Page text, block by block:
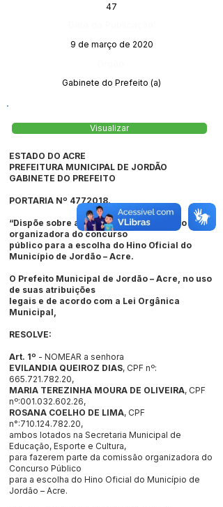
47
9 de março de 2020
Gabinete do Prefeito (a)
Visualizar
ESTADO DO ACRE
PREFEITURA MUNICIPAL DE JORDÃO
GABINETE DO PREFEITO
PORTARIA Nº 4772018.
“Dispõe sobre a nomeação da comissão
organizadora do concurso
público para a escolha do Hino Oficial do
Município de Jordão – Acre.
O Prefeito Municipal de Jordão – Acre, no uso
de suas atribuições
legais e de acordo com a Lei Orgânica
Municipal,
RESOLVE:
Art. 1º - NOMEAR a senhora
EVILANDIA QUEIROZ DIAS, CPF nº:
665.721.782.20,
MARIA TEREZINHA MOURA DE OLIVEIRA, CPF
nº:001.032.602.26,
ROSANA COELHO DE LIMA, CPF
n°:710.124.782.20,
ambos lotados na Secretaria Municipal de
Educação, Esporte e Cultura,
para fazerem parte da comissão organizadora do
Concurso Público
para a escolha do Hino Oficial do Município de
Jordão – Acre.